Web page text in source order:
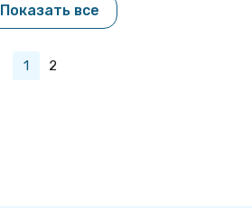
Показать все
1 2